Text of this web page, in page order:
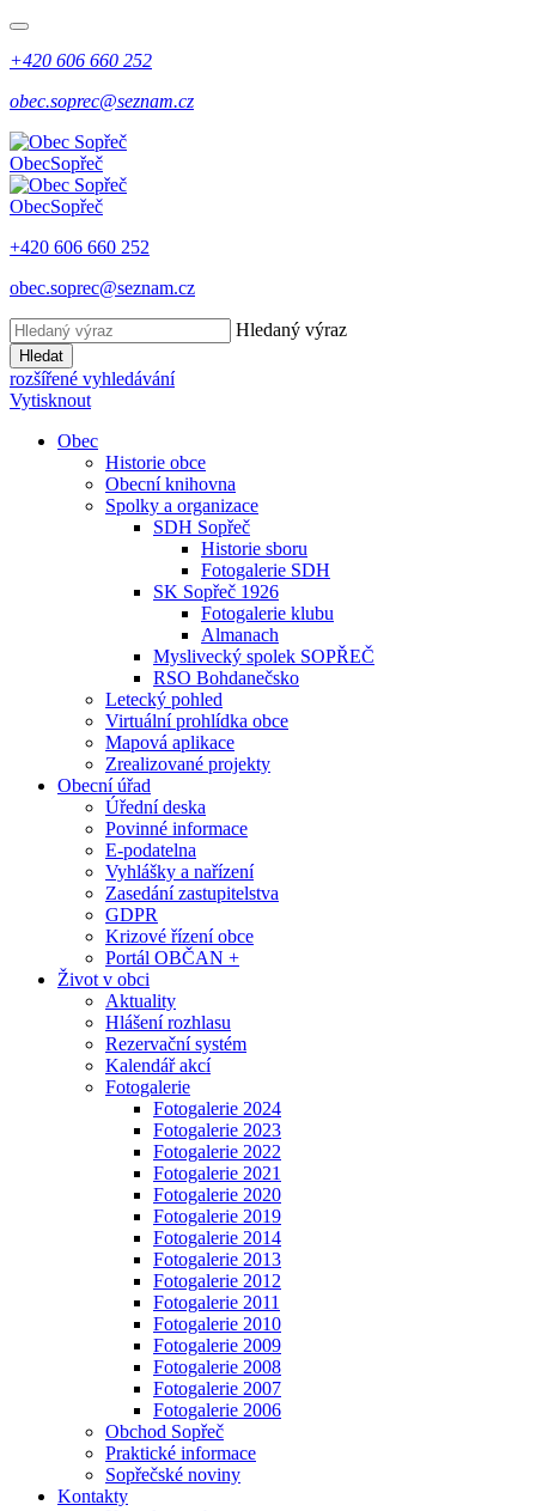
+420 606 660 252
obec.soprec@seznam.cz
ObecSopřeč
ObecSopřeč
+420 606 660 252
obec.soprec@seznam.cz
Hledaný výraz
Hledat
rozšířené vyhledávání
Vytisknout
Obec
Historie obce
Obecní knihovna
Spolky a organizace
SDH Sopřeč
Historie sboru
Fotogalerie SDH
SK Sopřeč 1926
Fotogalerie klubu
Almanach
Myslivecký spolek SOPŘEČ
RSO Bohdanečsko
Letecký pohled
Virtuální prohlídka obce
Mapová aplikace
Zrealizované projekty
Obecní úřad
Úřední deska
Povinné informace
E-podatelna
Vyhlášky a nařízení
Zasedání zastupitelstva
GDPR
Krizové řízení obce
Portál OBČAN +
Život v obci
Aktuality
Hlášení rozhlasu
Rezervační systém
Kalendář akcí
Fotogalerie
Fotogalerie 2024
Fotogalerie 2023
Fotogalerie 2022
Fotogalerie 2021
Fotogalerie 2020
Fotogalerie 2019
Fotogalerie 2014
Fotogalerie 2013
Fotogalerie 2012
Fotogalerie 2011
Fotogalerie 2010
Fotogalerie 2009
Fotogalerie 2008
Fotogalerie 2007
Fotogalerie 2006
Obchod Sopřeč
Praktické informace
Sopřečské noviny
Kontakty